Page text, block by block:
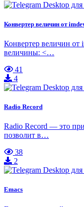
Конвертер величин от
Конвертер величин от
величины: <…
41
4
Radio Record
Radio Record — это
позволит в…
38
2
Emacs